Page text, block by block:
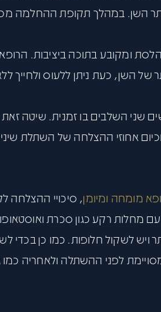
השן. במהלך תקופת ההחלמה
ומקובע בתוכה ביציבות.
של השן, כעת ניתן ללעוס ולחייך
שני השלבים בו זמנית. שיטה
אחוזי ההצלחה של השתלת
מומחה ומיומן, סיכויי ההצלחה
90% ויותר. אצל מטופלים עם מחלות רקע כגון סכרת
לשקול חלופות. כמו כן בכדי
לפני ההשתלה ולאחריה כמו